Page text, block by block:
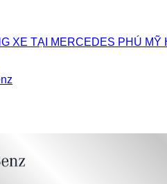
XE TẠI MERCEDES PHÚ MỸ